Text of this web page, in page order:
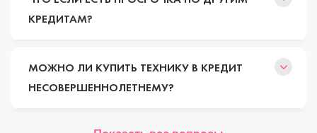
КРЕДИТАМ?
МОЖНО ЛИ КУПИТЬ ТЕХНИКУ В КРЕДИТ
НЕСОВЕРШЕННОЛЕТНЕМУ?